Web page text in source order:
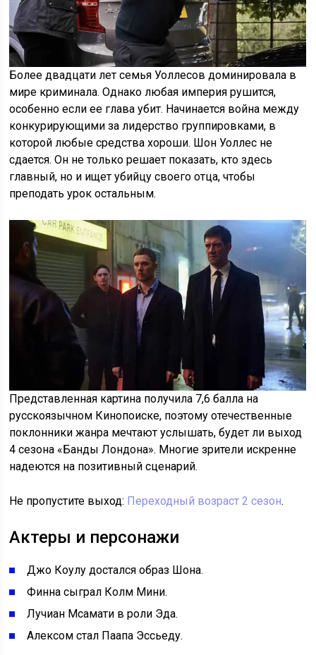
Более двадцати лет семья Уоллесов доминировала в
мире криминала. Однако любая империя рушится,
особенно если ее глава убит. Начинается война между
конкурирующими за лидерство группировками, в
которой любые средства хороши. Шон Уоллес не
сдается. Он не только решает показать, кто здесь
главный, но и ищет убийцу своего отца, чтобы
преподать урок остальным.
Представленная картина получила 7,6 балла на
русскоязычном Кинопоиске, поэтому отечественные
поклонники жанра мечтают услышать, будет ли выход
4 сезона «Банды Лондона». Многие зрители искренне
надеются на позитивный сценарий.
Не пропустите выход: Переходный возраст 2 сезон.
Актеры и персонажи
Джо Коулу достался образ Шона.
Финна сыграл Колм Мини.
Лучиан Мсамати в роли Эда.
Алексом стал Паапа Эссьеду.